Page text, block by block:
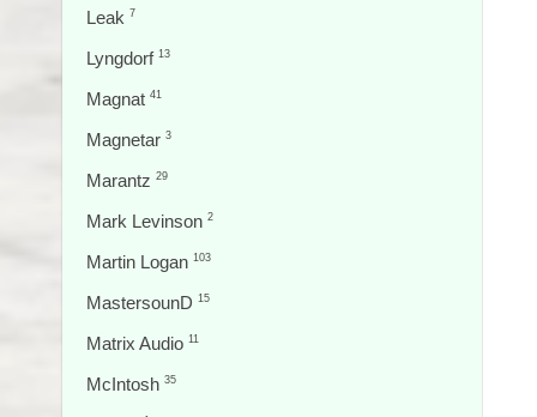
Leak 7
Lyngdorf 13
Magnat 41
Magnetar 3
Marantz 29
Mark Levinson 2
Martin Logan 103
MastersounD 15
Matrix Audio 11
McIntosh 35